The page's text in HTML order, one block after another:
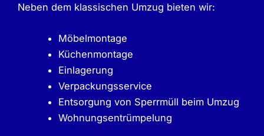
Neben dem klassischen Umzug bieten wir:
Möbelmontage
Küchenmontage
Einlagerung
Verpackungsservice
Entsorgung von Sperrmüll beim Umzug
Wohnungsentrümpelung